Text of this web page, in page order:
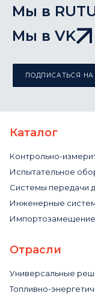
Мы в
Мы в VK
ПОДПИСАТЬСЯ
Каталог
Контрольно-
Испытательное
Системы передачи
Инженерные
Импортозамещение
Отрасли
Универсальные
Топливно-